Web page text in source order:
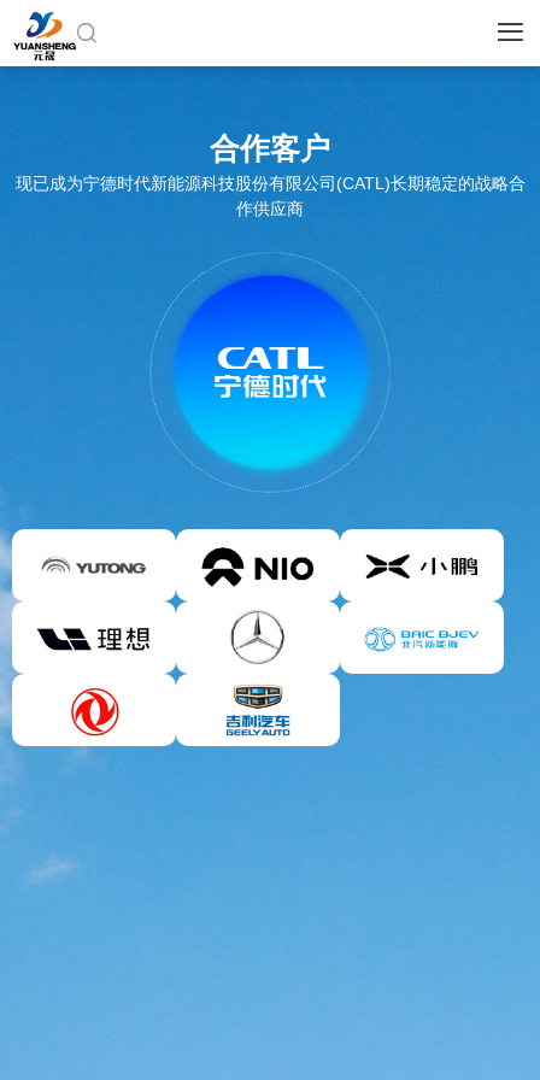
 
合作客户
现已成为宁德时代新能源科技股份有限公司(CATL)长期稳定的战略合
作供应商